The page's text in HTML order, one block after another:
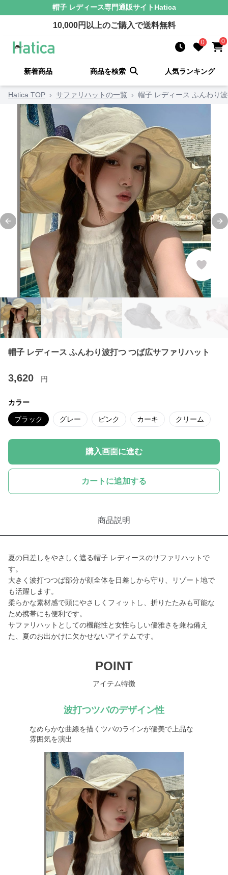
帽子 レディース専門通販サイト Hatica
10,000円以上のご購入で送料無料
0 0
新着商品 商品を検索 人気ランキング
Hatica TOP › サファリハットの一覧 › 帽子 レディース ふんわり
Previous slide
帽子 レディース ふんわり波打つ つば広サファリハット
3,620 円
カラー
ブラック グレー ピンク カーキ クリーム
購入画面に進む
カートに追加する
商品説明
夏の日差しをやさしく遮る帽子 レディースのサファリハットで
す。
大きく波打つつば部分が顔全体を日差しから守り、リゾート地で
も活躍します。
柔らかな素材感で頭にやさしくフィットし、折りたたみも可能な
ため携帯にも便利です。
サファリハットとしての機能性と女性らしい優雅さを兼ね備え
た、夏のお出かけに欠かせないアイテムです。
POINT
アイテム特徴
波打つツバのデザイン性
なめらかな曲線を描くツバのラインが優美で上品な
雰囲気を演出